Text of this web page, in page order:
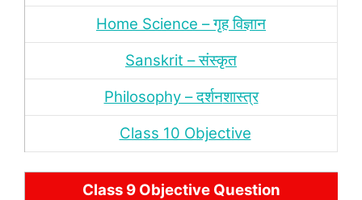
Home Science – गृह विज्ञान
Sanskrit – संस्‍कृत
Philosophy – दर्शनशास्‍त्र
Class 10 Objective
Class 9 Objective Question